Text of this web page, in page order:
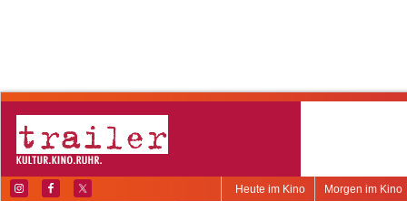
Morgen im Kino
Heute im Kino